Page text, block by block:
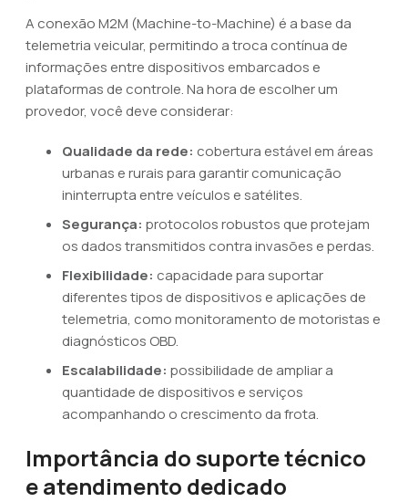
A conexão M2M (Machine-to-Machine) é a base da
telemetria veicular, permitindo a troca contínua de
informações entre dispositivos embarcados e
plataformas de controle. Na hora de escolher um
provedor, você deve considerar:
Qualidade da rede: cobertura estável em áreas
urbanas e rurais para garantir comunicação
ininterrupta entre veículos e satélites.
Segurança: protocolos robustos que protejam
os dados transmitidos contra invasões e perdas.
Flexibilidade: capacidade para suportar
diferentes tipos de dispositivos e aplicações de
telemetria, como monitoramento de motoristas e
diagnósticos OBD.
Escalabilidade: possibilidade de ampliar a
quantidade de dispositivos e serviços
acompanhando o crescimento da frota.
Importância do suporte técnico
e atendimento dedicado